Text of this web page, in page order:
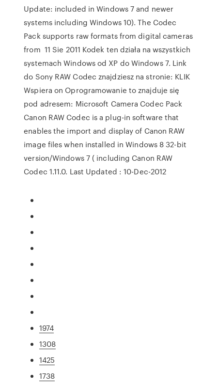
Update: included in Windows 7 and newer
systems including Windows 10). The Codec
Pack supports raw formats from digital cameras
from 11 Sie 2011 Kodek ten działa na wszystkich
systemach Windows od XP do Windows 7. Link
do Sony RAW Codec znajdziesz na stronie: KLIK
Wspiera on Oprogramowanie to znajduje się
pod adresem: Microsoft Camera Codec Pack
Canon RAW Codec is a plug-in software that
enables the import and display of Canon RAW
image files when installed in Windows 8 32-bit
version/Windows 7 ( including Canon RAW
Codec 1.11.0. Last Updated : 10-Dec-2012
1974
1308
1425
1738